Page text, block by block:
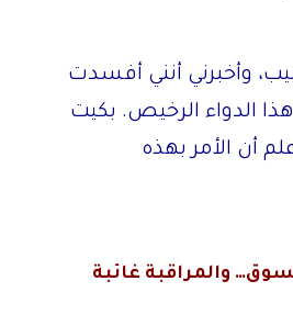
وأخبرني أنني أفسدت
الدواء الرخيص. بكيت
أن الأمر بهذه
والمراقبة غائبة